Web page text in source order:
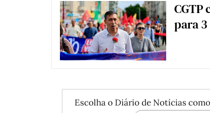
para
Escolha o Diário de Notícias